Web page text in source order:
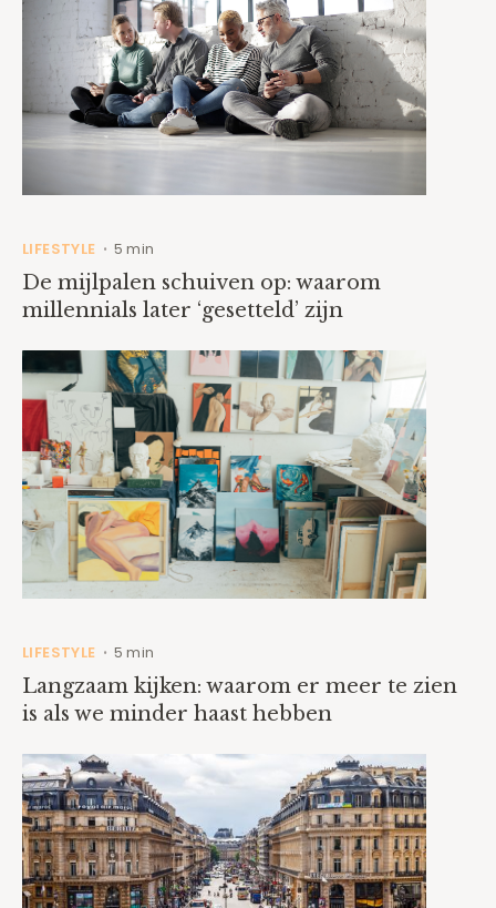
LIFESTYLE • 5 min
De mijlpalen schuiven op: waarom
millennials later ‘gesetteld’ zijn
LIFESTYLE • 5 min
Langzaam kijken: waarom er meer te zien
is als we minder haast hebben